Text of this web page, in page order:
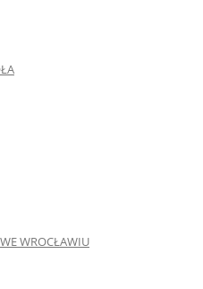
WROCŁAWIU